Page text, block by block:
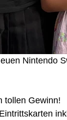
Nintendo
tollen Gewinn!